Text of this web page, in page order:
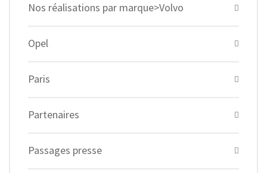
Nos réalisations par marque>Volvo
Opel
Paris
Partenaires
Passages presse